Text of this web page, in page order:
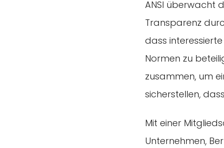
ANSI überwacht
Transparenz
dass
Normen zu
zusammen, um
sicherstellen,
Mit einer
Unternehmen,